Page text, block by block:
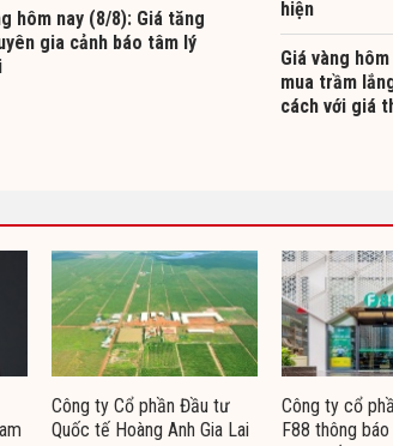
hôm nay (8/8): Giá tăng
gia cảnh báo tâm lý
hiện
Giá vàng
mua trầm
cách với giá
Công ty Cổ phần Đầu tư
Quốc tế Hoàng Anh Gia Lai
Công ty cổ
F88 thông